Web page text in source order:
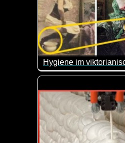
Wie haben die